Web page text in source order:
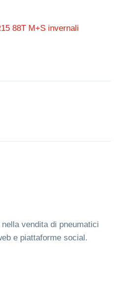
88T M+S invernali
vendita di pneumatici
e piattaforme social.